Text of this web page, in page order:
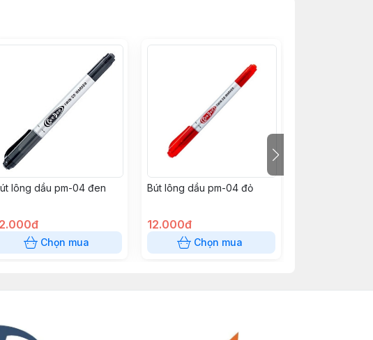
lông dầu pm-04 đen
Chọn mua
Bút lông dầu pm-04 đỏ
12.000đ
Chọn mua